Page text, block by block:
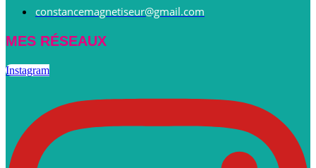
constancemagnetiseur@gmail.com
MES RÉSEAUX
Instagram